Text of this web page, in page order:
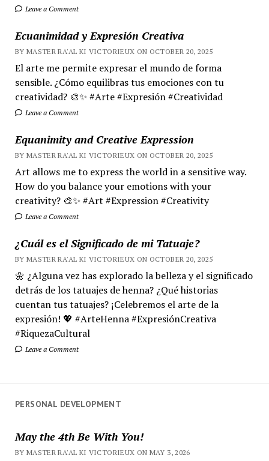
Leave a Comment
Ecuanimidad y Expresión Creativa
BY MASTER RA'AL KI VICTORIEUX ON OCTOBER 20, 2025
El arte me permite expresar el mundo de forma
sensible. ¿Cómo equilibras tus emociones con tu
creatividad? 🎨✨ #Arte #Expresión #Creatividad
Leave a Comment
Equanimity and Creative Expression
BY MASTER RA'AL KI VICTORIEUX ON OCTOBER 20, 2025
Art allows me to express the world in a sensitive way.
How do you balance your emotions with your
creativity? 🎨✨ #Art #Expression #Creativity
Leave a Comment
¿Cuál es el Significado de mi Tatuaje?
BY MASTER RA'AL KI VICTORIEUX ON OCTOBER 20, 2025
🌼 ¿Alguna vez has explorado la belleza y el significado
detrás de los tatuajes de henna? ¿Qué historias
cuentan tus tatuajes? ¡Celebremos el arte de la
expresión! 💖 #ArteHenna #ExpresiónCreativa
#RiquezaCultural
Leave a Comment
PERSONAL DEVELOPMENT
May the 4th Be With You!
BY MASTER RA'AL KI VICTORIEUX ON MAY 3, 2026